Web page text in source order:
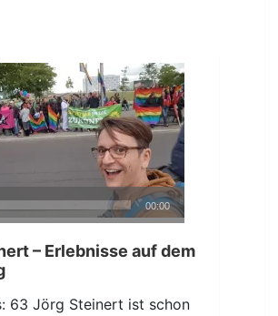
00:00
– Erlebnisse auf dem
63 Jörg Steinert ist schon